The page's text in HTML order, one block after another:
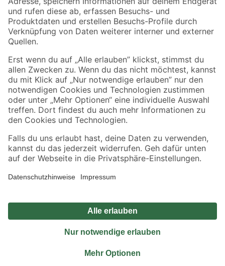
Zahlungsarten Versandarten
Sicher einkaufen
Jetzt die toom-App herunterladen
Alle Preisangaben in EUR inkl. gesetzl. MwSt.. Die dargestellten Angebote sind unter
Umständen nicht in allen Märkten verfügbar. Die angegebenen Verfügbarkeiten beziehen
Produkte nur solange der Vorrat reicht.
*Paketversand ab 59 € versandkostenfrei, gilt nicht für Artikel mit Speditionsversand, hier
Privatsphäre Impressum
Nutzungsbedingungen
Widerrufsrecht
Vertrag widerrufen
© 2026 toom Baumarkt GmbH